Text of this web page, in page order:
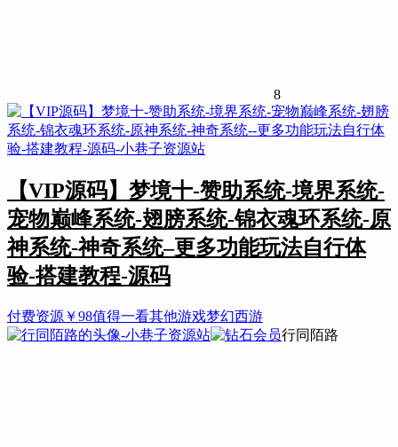
8
【VIP源码】梦境十-赞助系统-境界系统-
宠物巅峰系统-翅膀系统-锦衣魂环系统-原
神系统-神奇系统–更多功能玩法自行体
验-搭建教程-源码
付费资源 ￥98值得一看其他游戏梦幻西游
行同陌路